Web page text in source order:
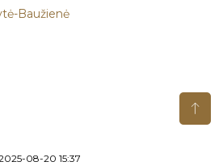
Baužienė​
08-20 15:37